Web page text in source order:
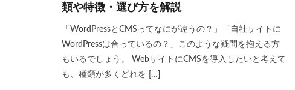
類や特徴・選び方を解説
「WordPressとCMSってなにが違うの？」「自社サイトに
WordPressは合っているの？」このような疑問を抱える方
もいるでしょう。 WebサイトにCMSを導入したいと考えて
も、種類が多くどれを […]